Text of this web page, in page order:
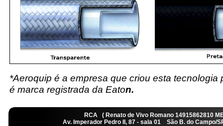
*Aeroquip é a empresa que criou esta
é marca registrada da Eaton.
RCA ( Renato de Vivo Romano
Av. Imperador Pedro II, 87 - sala 01 São B. do